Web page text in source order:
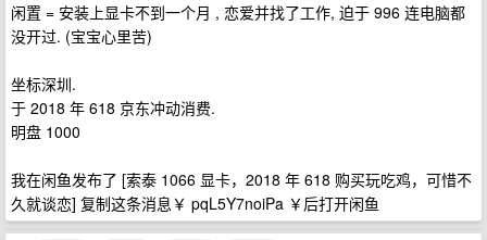
闲置 = 安装上显卡不到一个月 , 恋爱并找了工作, 迫于 996 连电脑都
没开过. (宝宝心里苦)
坐标深圳.
于 2018 年 618 京东冲动消费.
明盘 1000
我在闲鱼发布了 [索泰 1066 显卡，2018 年 618 购买玩吃鸡，可惜不
久就谈恋] 复制这条消息￥ pqL5Y7noiPa ￥后打开闲鱼